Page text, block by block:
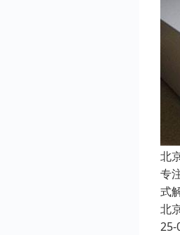
北
专
式
北
25-